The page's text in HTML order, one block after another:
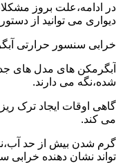
در ادامه،علت بروز
دیواری می توانید از
خرابی سنسور حرارتی
آبگرمکن های مدل های
شده،نگه می دارند.
گاهی اوقات ایجاد ترک
می کند.
گرم شدن بیش از حد
تواند نشان دهنده خرابی